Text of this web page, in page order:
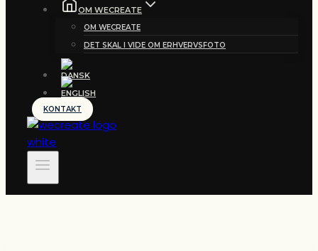
OM WECREATE
OM WECREATE
DET SKAL I VIDE OM ERHVERVSFOTO
KONTAKT